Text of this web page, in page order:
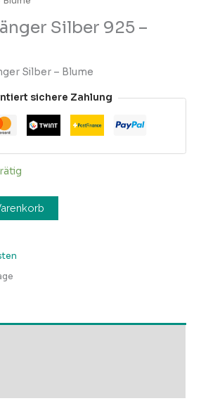
Silber 925 –
Silber – Blume
sichere Zahlung